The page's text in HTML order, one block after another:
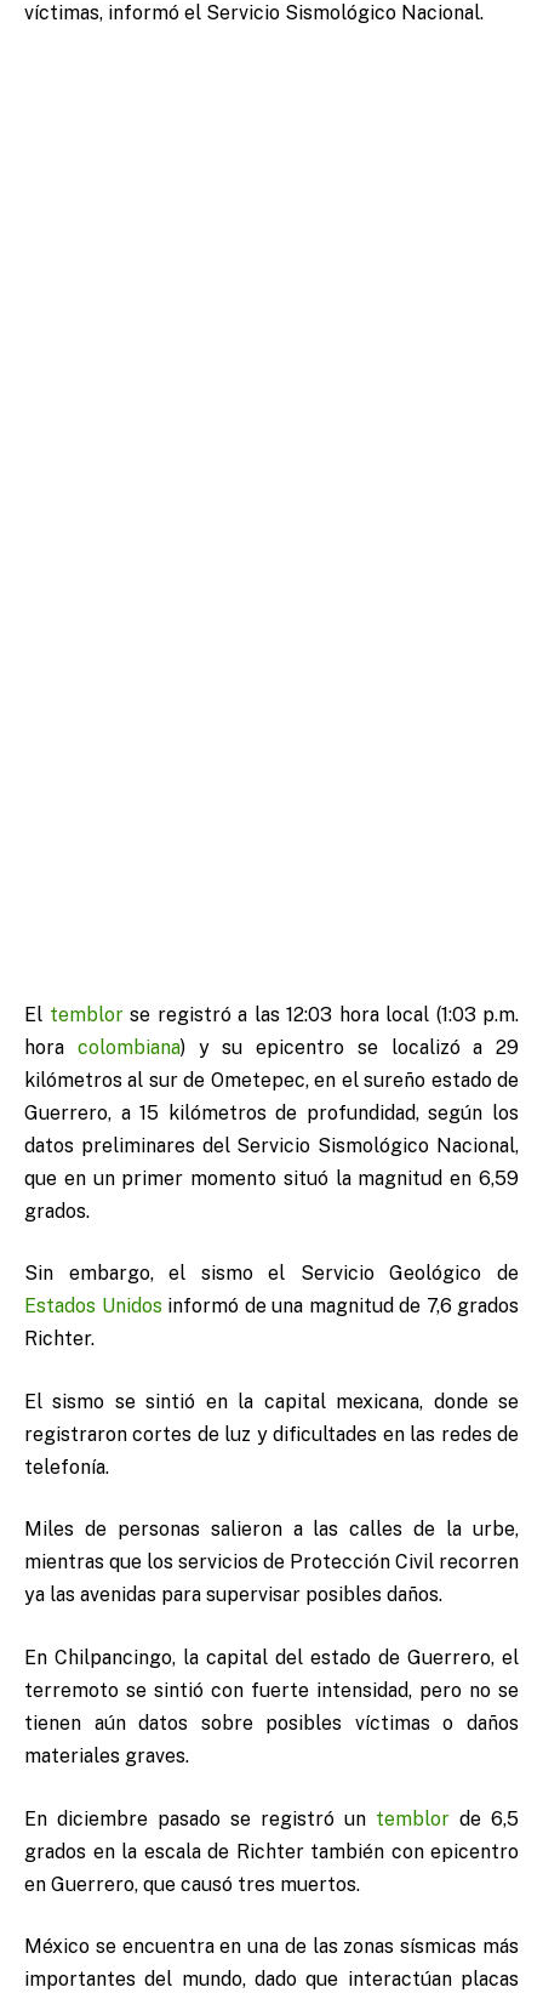
víctimas, informó el Servicio Sismológico Nacional.
El temblorse registró a las 12:03 hora local (1:03 p.m.
hora colombiana) y su epicentro se localizó a 29
kilómetros al sur de Ometepec, en el sureño estado de
Guerrero, a 15 kilómetros de profundidad, según los
datos preliminares del Servicio Sismológico Nacional,
que en un primer momento situó la magnitud en 6,59
grados.
Sin embargo, el sismo el Servicio Geológico de
Estados Unidos informó de una magnitud de 7,6 grados
Richter.
El sismo se sintió en la capital mexicana, donde se
registraron cortes de luz y dificultades en las redes de
telefonía.
Miles de personas salieron a las calles de la urbe,
mientras que los servicios de Protección Civil recorren
ya las avenidas para supervisar posibles daños.
En Chilpancingo, la capital del estado de Guerrero, el
terremoto se sintió con fuerte intensidad, pero no se
tienen aún datos sobre posibles víctimas o daños
materiales graves.
En diciembre pasado se registró un temblor de 6,5
grados en la escala de Richter también con epicentro
en Guerrero, que causó tres muertos.
México se encuentra en una de las zonas sísmicas más
importantes del mundo, dado que interactúan placas